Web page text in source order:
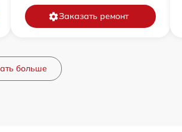
Заказать ремонт
больше